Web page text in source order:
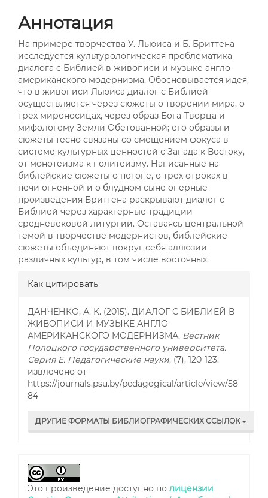
Аннотация
На примере творчества У. Льюиса и Б. Бриттена
исследуется культурологическая проблематика
диалога с Библией в живописи и музыке англо-
американского модернизма. Обосновывается идея,
что в живописи Льюиса диалог с Библией
осуществляется через сюжеты о творении мира, о
трех мироносицах, через образ Бога-Творца и
мифологему Земли Обетованной; его образы и
сюжеты тесно связаны со смещением фокуса в
системе культурных ценностей с Запада к Востоку,
от монотеизма к политеизму. Написанные на
библейские сюжеты о потопе, о трех отроках в
печи огненной и о блудном сыне оперные
произведения Бриттена раскрывают диалог с
Библией через характерные традиции
средневековой литургии. Оставаясь центральной
темой в творчестве модернистов, библейские
сюжеты объединяют вокруг себя аллюзии
различных культур, в том числе восточных.
Как цитировать
ДАНЧЕНКО, А. К. (2015). ДИАЛОГ С БИБЛИЕЙ В
ЖИВОПИСИ И МУЗЫКЕ АНГЛО-
АМЕРИКАНСКОГО МОДЕРНИЗМА. Вестник
Полоцкого государственного университета.
Серия E. Педагогические науки, (7), 120-123.
извлечено от
https://journals.psu.by/pedagogical/article/view/58
84
ДРУГИЕ ФОРМАТЫ БИБЛИОГРАФИЧЕСКИХ ССЫЛОК
Это произведение доступно по лицензии